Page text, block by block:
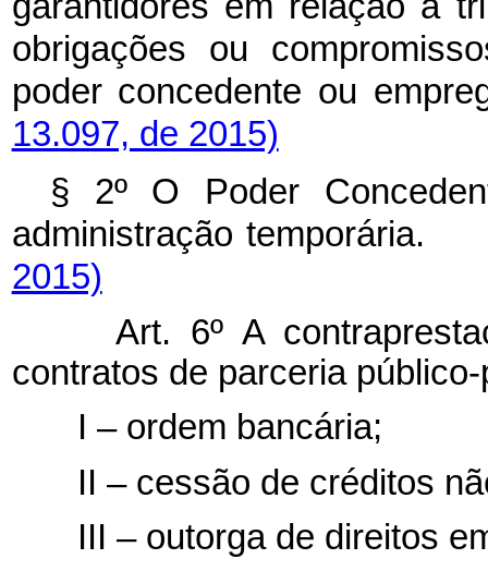
obrigações ou
poder concedente ou
13.097, de 2015)
§ 2º O Poder
administração
2015)
Art. 6º A
contratos de parceria
I – ordem bancária;
II – cessão de créditos
III – outorga de direitos